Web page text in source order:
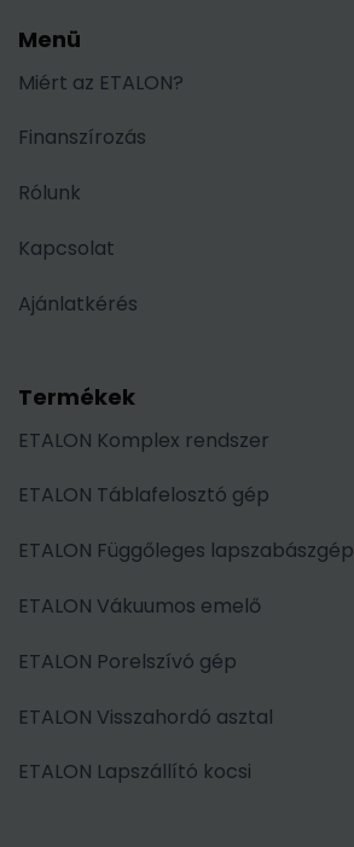
Menü
Miért az ETALON?
Finanszírozás
Rólunk
Kapcsolat
Ajánlatkérés
Termékek
ETALON Komplex rendszer
ETALON Táblafelosztó gép
ETALON Függőleges lapszabászgép
ETALON Vákuumos emelő
ETALON Porelszívó gép
ETALON Visszahordó asztal
ETALON Lapszállító kocsi